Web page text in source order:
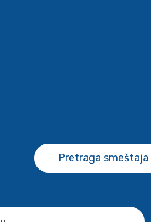
Pretraga smeštaja